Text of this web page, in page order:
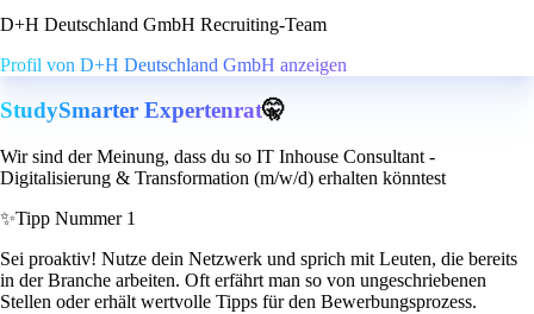
D+H Deutschland GmbH Recruiting-Team
Profil von D+H Deutschland GmbH anzeigen
StudySmarter Expertenrat🤫
Wir sind der Meinung, dass du so IT Inhouse Consultant -
Digitalisierung & Transformation (m/w/d) erhalten könntest
✨Tipp Nummer 1
Sei proaktiv! Nutze dein Netzwerk und sprich mit Leuten, die bereits
in der Branche arbeiten. Oft erfährt man so von ungeschriebenen
Stellen oder erhält wertvolle Tipps für den Bewerbungsprozess.